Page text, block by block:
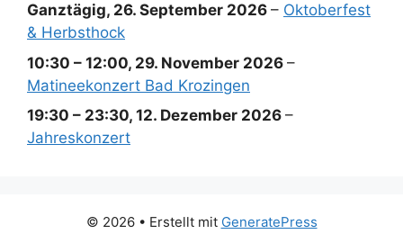
Ganztägig, 26. September 2026 – Oktoberfest
& Herbsthock
10:30 – 12:00, 29. November 2026 –
Matineekonzert Bad Krozingen
19:30 – 23:30, 12. Dezember 2026 –
Jahreskonzert
© 2026 • Erstellt mit GeneratePress